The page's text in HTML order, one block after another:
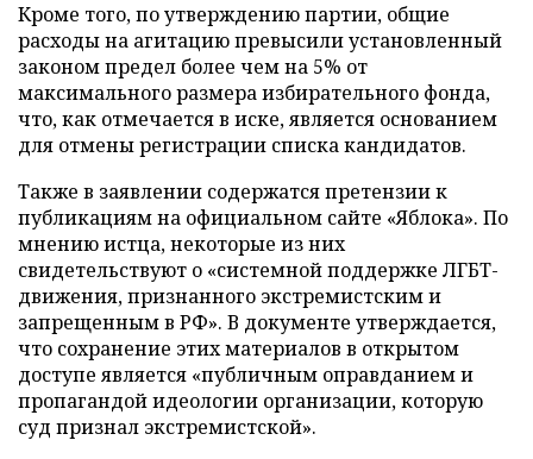
Кроме того, по утверждению партии, общие
расходы на агитацию превысили установленный
законом предел более чем на 5% от
максимального размера избирательного фонда,
что, как отмечается в иске, является основанием
для отмены регистрации списка кандидатов.
Также в заявлении содержатся претензии к
публикациям на официальном сайте «Яблока». По
мнению истца, некоторые из них
свидетельствуют о «системной поддержке ЛГБТ-
движения, признанного экстремистским и
запрещенным в РФ». В документе утверждается,
что сохранение этих материалов в открытом
доступе является «публичным оправданием и
пропагандой идеологии организации, которую
суд признал экстремистской».